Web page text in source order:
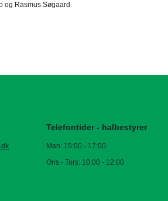
og Rasmus Søgaard
Telefontider - halbestyrer
Man: 15:00 - 17:00
Ons - Tors: 10:00 - 12:00